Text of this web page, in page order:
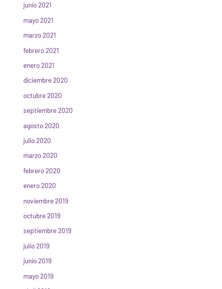
junio 2021
mayo 2021
marzo 2021
febrero 2021
enero 2021
diciembre 2020
octubre 2020
septiembre 2020
agosto 2020
julio 2020
marzo 2020
febrero 2020
enero 2020
noviembre 2019
octubre 2019
septiembre 2019
julio 2019
junio 2019
mayo 2019